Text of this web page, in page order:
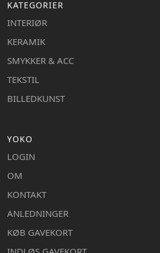
KATEGORIER
INTERIØR
KERAMIK
SMYKKER & ACC
TEKSTIL
BILLEDKUNST
YOKO
LOGIN
OM
KONTAKT
ANLEDNINGER
KØB GAVEKORT